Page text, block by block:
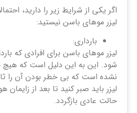
اگر یکی از شرایط زیر را دارید،
لیزر موهای باسن نیستید:
بارداری:
لیزر موهای باسن برای افرادی که
شود. این به این دلیل است که هیچ
نشده است که بی خطر بودن آن را
لیزر باید صبر کنید تا بعد از
حالت عادی بازگردد.